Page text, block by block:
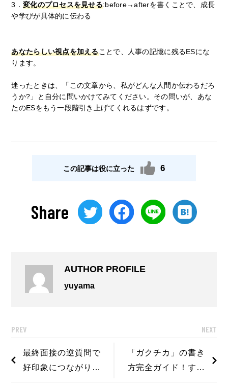
3． 変化のプロセスを見せる:before→afterを書くことで、成長
や学びが具体的に伝わる
あなたらしい視点を加えることで、人事の記憶に残るESにな
ります。
迷ったときは、「この文章から、私がどんな人間か伝わるだろ
うか?」と自分に問いかけてみてください。その問いが、あな
たのESをもう一段階引き上げてくれるはずです。
この記事は役に立った 6
Share
AUTHOR PROFILE
yuyama
PREV
最終面接の逆質問で
好印象につながりや
NEXT
「ガクチカ」の書き
方完全ガイド！すぐ